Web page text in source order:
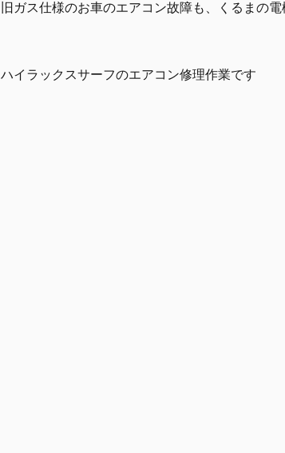
旧ガス仕様のお車のエアコン故障も、くるまの
ハイラックスサーフのエアコン修理作業です